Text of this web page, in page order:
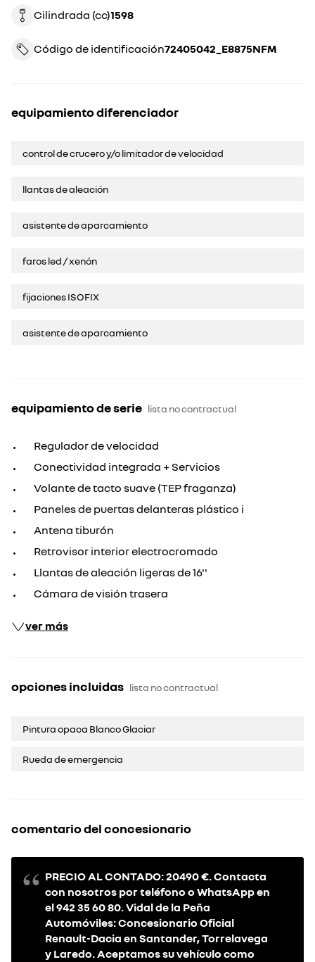
Cilindrada (cc) 1598
Código de identificación 72405042_E8875NFM
equipamiento diferenciador
control de crucero y/o limitador de velocidad
llantas de aleación
asistente de aparcamiento
faros led / xenón
fijaciones ISOFIX
asistente de aparcamiento
equipamiento de serie lista no contractual
Regulador de velocidad
Conectividad integrada + Servicios
Volante de tacto suave (TEP fraganza)
Paneles de puertas delanteras plástico i
Antena tiburón
Retrovisor interior electrocromado
Llantas de aleación ligeras de 16''
Cámara de visión trasera
ver más
opciones incluidas lista no contractual
Pintura opaca Blanco Glaciar
Rueda de emergencia
comentario del concesionario
PRECIO AL CONTADO: 20490 €. Contacta
con nosotros por teléfono o WhatsApp en
el 942 35 60 80. Vidal de la Peña
Automóviles: Concesionario Oficial
Renault-Dacia en Santander, Torrelavega
y Laredo. Aceptamos su vehículo como